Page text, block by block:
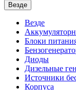
Везде
Везде
Блоки
Диоды
Дизельные
Источники
Корпуса